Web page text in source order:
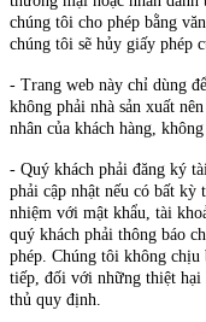
chúng tôi cho phép bằng
chúng tôi sẽ hủy giấy phép
- Trang web này chỉ dùng
không phải nhà sản xuất
nhân của khách hàng,
- Quý khách phải đăng ký
phải cập nhật nếu có bất
nhiệm với mật khẩu, tài
quý khách phải thông báo
phép. Chúng tôi không
tiếp, đối với những thiệt hại
thủ quy định.